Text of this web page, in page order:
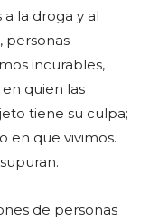
la droga y al
personas
incurables,
quien las
tiene su culpa;
en que vivimos.
de personas